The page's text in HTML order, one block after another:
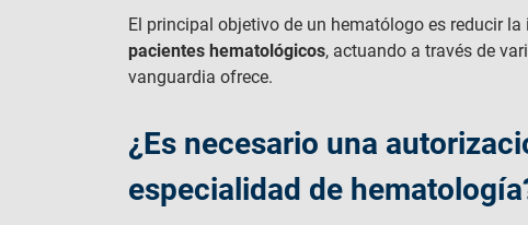
El principal objetivo de un hematólogo es reducir
pacientes hematológicos, actuando a través de
vanguardia ofrece.
¿Es necesario una
especialidad de